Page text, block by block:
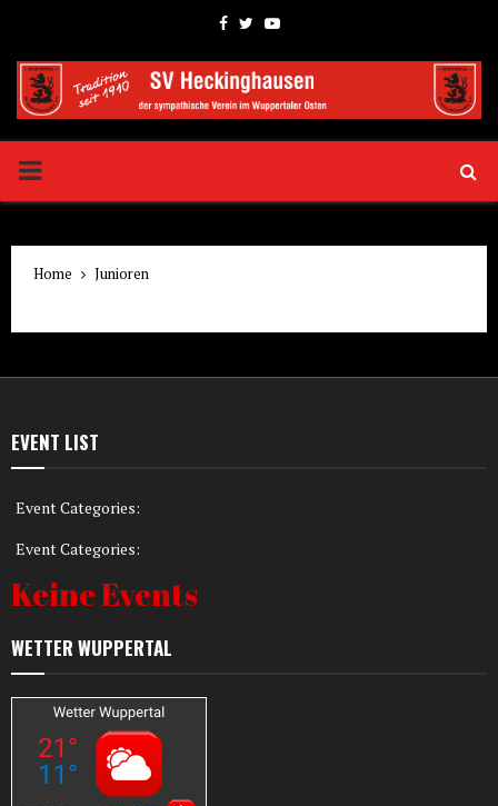
Facebook
TwitterYoutube
PRIMARY
Home Junioren
EVENT LIST
Event Categories:
Event Categories:
Keine Events
WETTER WUPPERTAL